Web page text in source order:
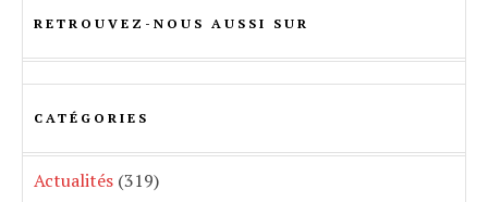
RETROUVEZ-NOUS AUSSI SUR
CATÉGORIES
Actualités (319)